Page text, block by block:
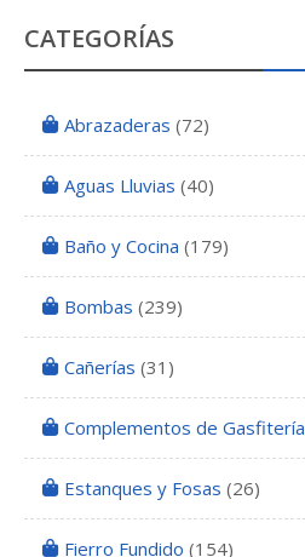
CATEGORÍAS
Abrazaderas (72)
Aguas Lluvias (40)
Baño y Cocina (179)
Bombas (239)
Cañerías (31)
Complementos de Gasfitería
Estanques y Fosas (26)
Fierro Fundido (154)